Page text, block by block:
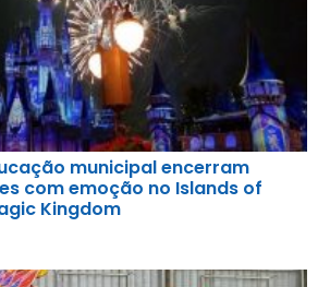
municipal encerram
com emoção no Islands of
Kingdom